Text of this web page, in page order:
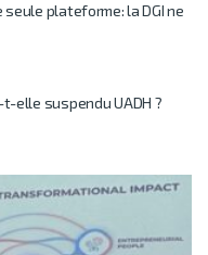
plateforme: la DGI ne
elle suspendu UADH ?